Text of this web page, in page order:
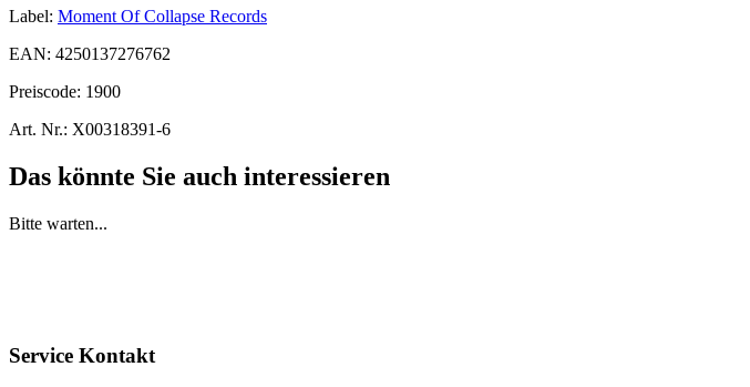
Label: Moment Of Collapse Records
EAN: 4250137276762
Preiscode: 1900
Art. Nr.: X00318391-6
Das könnte Sie auch interessieren
Bitte warten...
Service Kontakt